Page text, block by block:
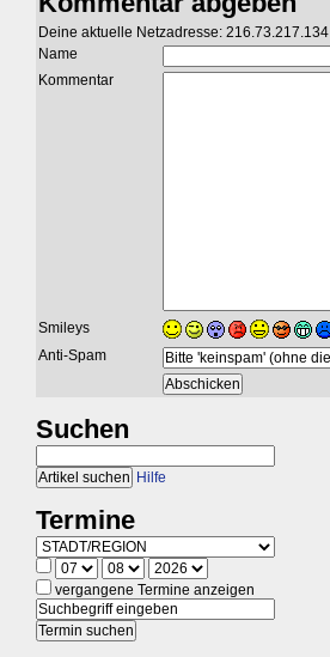
Deine aktuelle Netzadresse: 216.73.217.134
Name
Kommentar
Smileys
Anti-Spam
Suchen
Hilfe
Termine
vergangene Termine anzeigen